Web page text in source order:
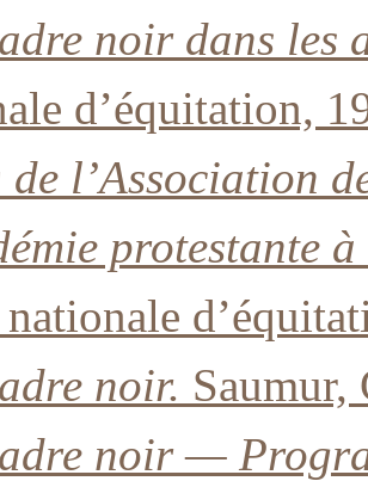
noir dans les
d’équitation,
de l’Association
protestante
noir.
noir —